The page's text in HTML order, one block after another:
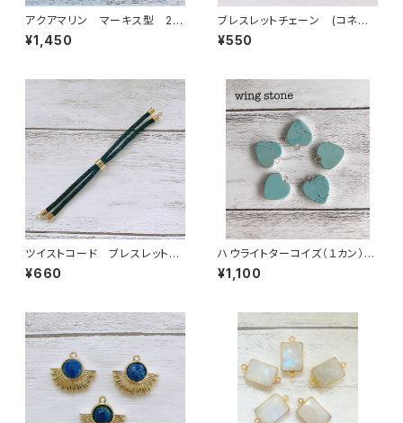
アクアマリン マーキス型 2カ
ン
¥1,450
ブレスレットチェーン (コネクト
付き)シルバー
¥550
ツイストコード ブレスレット
紐 ブラック
¥660
ハウライトターコイズ（１カン）シ
ルバー
¥1,100